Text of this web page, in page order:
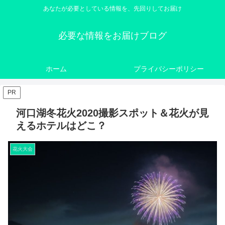
あなたが必要としている情報を、先回りしてお届け
必要な情報をお届けブログ
ホーム プライバシーポリシー
PR
河口湖冬花火2020撮影スポット＆花火が見
えるホテルはどこ？
花火大会